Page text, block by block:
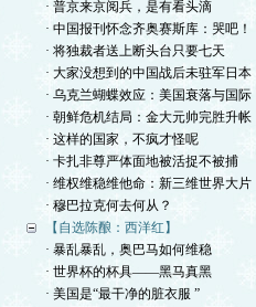
· 普京来京阅兵，是有看头滴
· 中国报刊怀念齐奥赛斯库：哭吧！
· 将独裁者送上断头台只要七天
· 大家没想到的中国战后未驻军日本
· 乌克兰蝴蝶效应：美国衰落与国际
· 朝鲜危机结局：金大元帅完胜升帐
· 这样的国家，不疯才怪呢
· 卡扎非尊严体面地被活捉不被捕
· 维权维稳维他命：新三维世界大片
· 穆巴拉克何去何从？
【自选陈酿：西洋红】
· 暴乱暴乱，奥巴马如何维稳
· 世界杯的杯具——黑马真黑
· 美国是“最干净的脏衣服 ”